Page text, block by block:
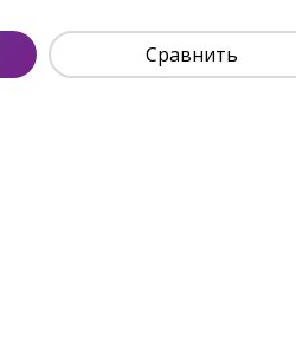
Сравнить